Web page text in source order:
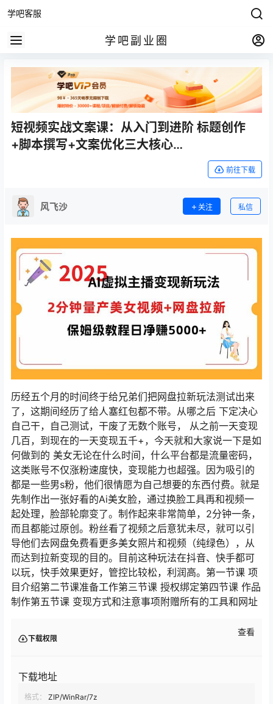
学吧客服
学吧副业圈
短视频实战文案课：从入门到进阶 标题创作
+脚本撰写+文案优化三大核心…
前往下载
风飞沙 关注 私信
历经五个月的时间终于给兄弟们把网盘拉新玩法测试出来
了，这期间经历了给人塞红包都不带。从哪之后 下定决心
自己干，自己测试，干废了无数个账号， 从之前一天变现
几百，到现在的一天变现五千+，今天就和大家说一下是如
何做到的 美女无论在什么时间，什么平台都是流量密码，
这类账号不仅涨粉速度快，变现能力也超强。因为吸引的
都是一些男s粉，他们很情愿为自己想要的东西付费。就是
先制作出一张好看的Ai美女脸，通过换脸工具再和视频一
起处理，脸部轮廓变了。制作起来非常简单，2分钟一条，
而且都能过原创。粉丝看了视频之后意犹未尽，就可以引
导他们去网盘免费看更多美女照片和视频（纯绿色），从
而达到拉新变现的目的。目前这种玩法在抖音、快手都可
以玩，快手效果更好，管控比较松，利润高。第一节课 项
目介绍第二节课准备工作第三节课 授权绑定第四节课 作品
制作第五节课 变现方式和注意事项附赠所有的工具和网址
下载权限
查看
下载地址
格式：
ZIP/WinRar/7z